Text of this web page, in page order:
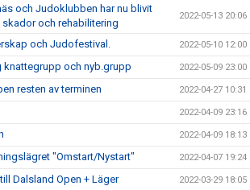
och Judoklubben har nu blivit
och rehabilitering
2022-05-13 20:06
och Judofestival. 2022-05-10 12:00
knattegrupp och nyb.grupp 2022-05-09 23:00
resten av terminen 2022-04-27 10:31
2022-04-09 23:16
2022-04-09 18:13
"Omstart/Nystart" 2022-04-07 19:24
Dalsland Open + Läger 2022-03-29 18:05